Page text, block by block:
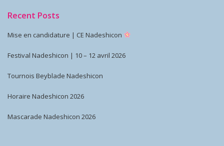
Recent Posts
Mise en candidature | CE Nadeshicon
Festival Nadeshicon | 10 – 12 avril 2026
Tournois Beyblade Nadeshicon
Horaire Nadeshicon 2026
Mascarade Nadeshicon 2026